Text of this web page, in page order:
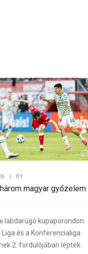
| BY
magyar győzelem
labdarúgó kupaporondon
Liga és a Konferencialiga
2. fordulójában léptek